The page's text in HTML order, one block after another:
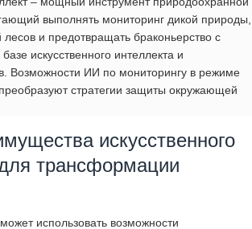
выполнять мониторинг дикой природы,
лесов и предотвращать браконьерство с
искусственного интеллекта и
Возможности ИИ по мониторингу в режиме
стратегии защиты окружающей
искусственного
трансформации
использовать возможности